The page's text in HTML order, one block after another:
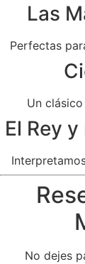
Las
Perfectas
Un
El Rey
No dejes